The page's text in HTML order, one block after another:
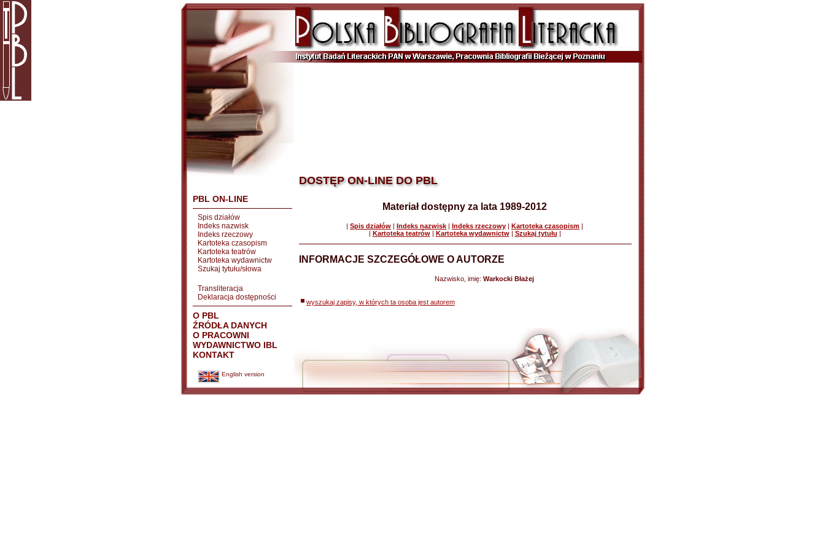
PBL ON-LINE
Spis działów
Indeks nazwisk
Indeks rzeczowy
Kartoteka czasopism
Kartoteka teatrów
Kartoteka wydawnictw
Szukaj tytułu/słowa
Transliteracja
Deklaracja dostępności
O PBL
ŹRÓDŁA DANYCH
O PRACOWNI
WYDAWNICTWO IBL
KONTAKT
English version
DOSTĘP ON-LINE DO PBL
Materiał dostępny za lata 1989-2012
| Spis działów | Indeks nazwisk | Indeks rzeczowy | Kartoteka czasopism |
| Kartoteka teatrów| Kartoteka wydawnictw| Szukaj tytułu |
INFORMACJE SZCZEGÓŁOWE O AUTORZE
Nazwisko, imię: Warkocki Błażej
wyszukaj zapisy, w których ta osoba jest autorem